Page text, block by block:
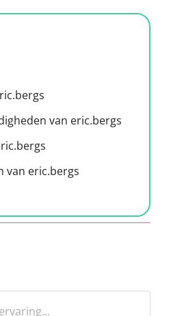
van eric.bergs
van eric.bergs